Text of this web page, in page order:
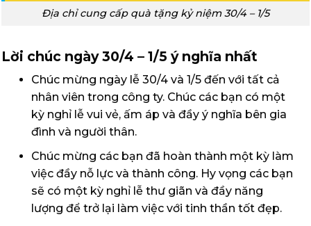
Địa chỉ cung cấp quà tặng kỷ niệm 30/4 – 1/5
Lời chúc ngày 30/4 – 1/5 ý nghĩa nhất
Chúc mừng ngày lễ 30/4 và 1/5 đến với tất cả
nhân viên trong công ty. Chúc các bạn có một
kỳ nghỉ lễ vui vẻ, ấm áp và đầy ý nghĩa bên gia
đình và người thân.
Chúc mừng các bạn đã hoàn thành một kỳ làm
việc đầy nỗ lực và thành công. Hy vọng các bạn
sẽ có một kỳ nghỉ lễ thư giãn và đầy năng
lượng để trở lại làm việc với tinh thần tốt đẹp.